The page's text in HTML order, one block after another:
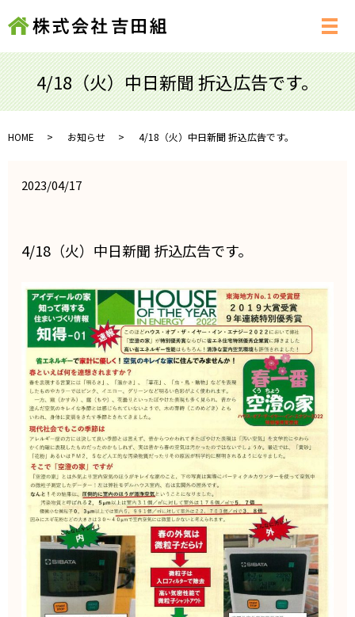
メ
4/18（火）中日新聞 折込広告です。
HOME お知らせ 4/18（火）中日新聞 折込広告です。
2023/04/17
4/18（火）中日新聞 折込広告です。